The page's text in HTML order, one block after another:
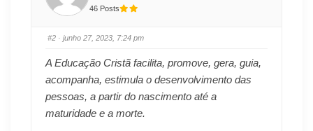
46 Posts
#2 · junho 27, 2023, 7:24 pm
A Educação Cristã facilita, promove, gera, guia,
acompanha, estimula o desenvolvimento das
pessoas, a partir do nascimento até a
maturidade e a morte.